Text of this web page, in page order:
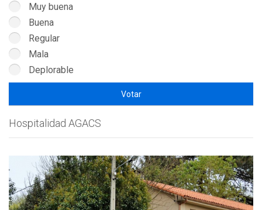
Muy buena
Buena
Regular
Mala
Deplorable
Hospitalidad AGACS